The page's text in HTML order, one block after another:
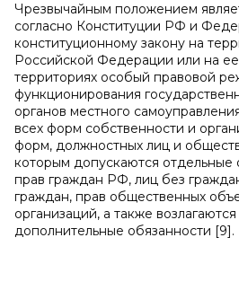
Чрезвычайным положением
согласно Конституции РФ и
конституционному закону на
Российской Федерации или на
территориях особый правовой
функционирования
органов местного
всех форм собственности и
форм, должностных лиц и
которым допускаются отдельные
прав граждан РФ, лиц без
граждан, прав общественных
организаций, а также
дополнительные обязанности [9].